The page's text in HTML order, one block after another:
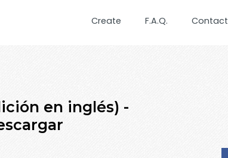
Create F.A.Q. Contact
en inglés) -